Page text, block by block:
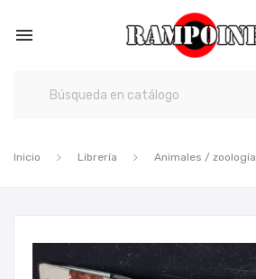

Inicio Librería Animales / zoología